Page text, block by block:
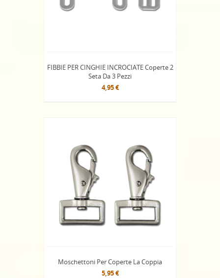
FIBBIE PER CINGHIE INCROCIATE Coperte 2
Seta Da 3 Pezzi
4,95 €
Moschettoni Per Coperte La Coppia
5,95 €